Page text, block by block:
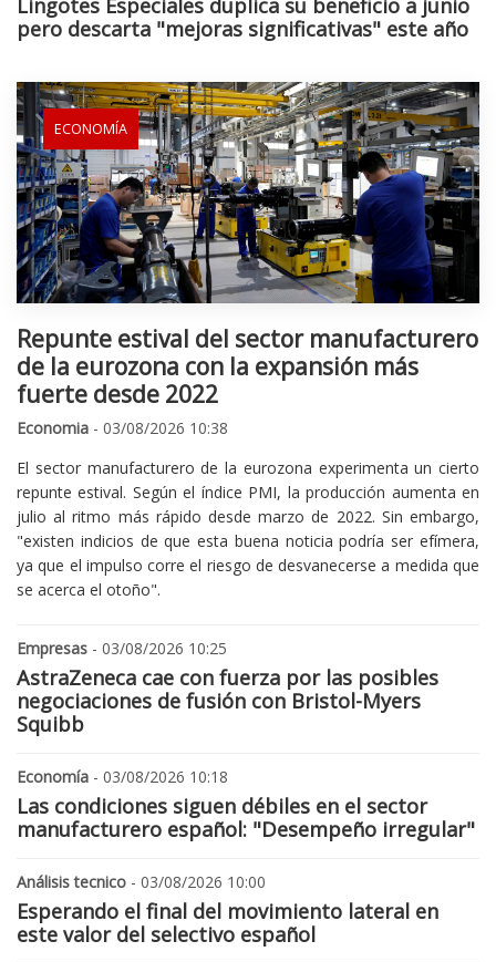
Lingotes Especiales duplica su beneficio a junio
pero descarta "mejoras significativas" este año
ECONOMÍA
Repunte estival del sector manufacturero
de la eurozona con la expansión más
fuerte desde 2022
Economia - 03/08/2026 10:38
El sector manufacturero de la eurozona experimenta un cierto
repunte estival. Según el índice PMI, la producción aumenta en
julio al ritmo más rápido desde marzo de 2022. Sin embargo,
"existen indicios de que esta buena noticia podría ser efímera,
ya que el impulso corre el riesgo de desvanecerse a medida que
se acerca el otoño".
Empresas - 03/08/2026 10:25
AstraZeneca cae con fuerza por las posibles
negociaciones de fusión con Bristol-Myers
Squibb
Economía - 03/08/2026 10:18
Las condiciones siguen débiles en el sector
manufacturero español: "Desempeño irregular"
Análisis tecnico - 03/08/2026 10:00
Esperando el final del movimiento lateral en
este valor del selectivo español